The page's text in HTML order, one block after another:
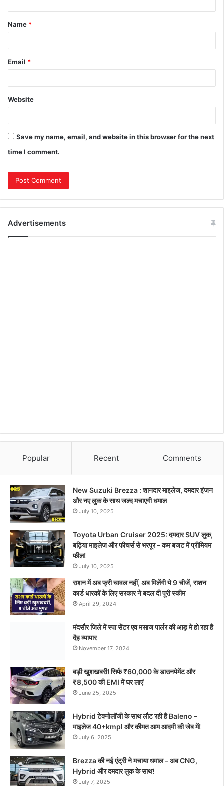
Name *
Email *
Website
Save my name, email, and website in this browser for the next
time I comment.
Advertisements
Popular Recent Comments
New Suzuki Brezza : शानदार माइलेज, दमदार इंजन
और नए लुक के साथ जल्द मचाएगी धमाल
July 10, 2025
Toyota Urban Cruiser 2025: दमदार SUV लुक,
बढ़िया माइलेज और फीचर्स से भरपूर – कम बजट में प्रीमियम
फील!
July 10, 2025
राशन में अब फ्री चावल नहीं, अब मिलेंगी ये 9 चीजें, राशन
कार्ड धारकों के लिए सरकार ने बदल दी पूरी स्कीम
April 29, 2024
मंदसौर जिले में स्पा सेंटर एव मसाज पार्लर की आड़ मे हो रहा है
दैह व्यापार
November 17, 2024
₹8,500 की EMI में घर लाएं
June 25, 2025
माइलेज 40+kmpl और कीमत आम आदमी की जेब में!
July 6, 2025
Hybrid और दमदार लुक के साथ!
July 7, 2025